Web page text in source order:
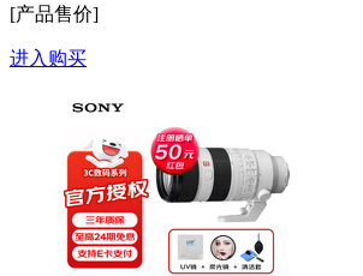
[产品售价]
进入购买